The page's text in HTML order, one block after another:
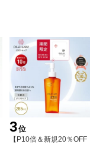
3位
【P10倍＆新規20％OFF